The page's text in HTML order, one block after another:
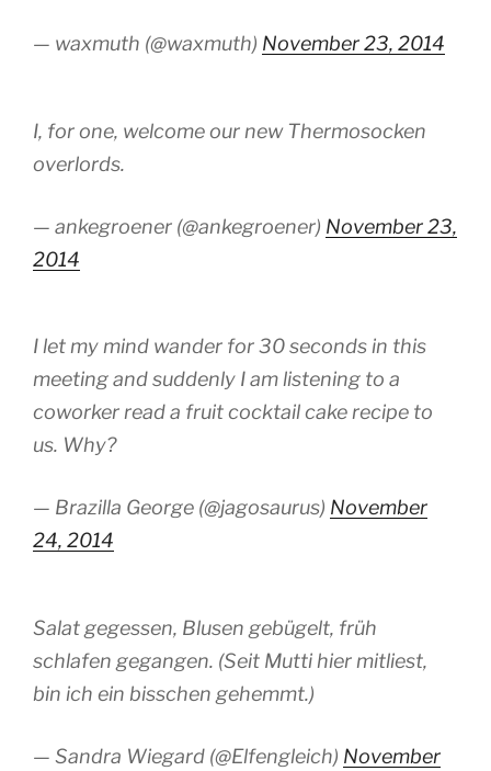
— waxmuth (@waxmuth) November 23, 2014
I, for one, welcome our new Thermosocken
overlords.
— ankegroener (@ankegroener) November 23,
2014
I let my mind wander for 30 seconds in this
meeting and suddenly I am listening to a
coworker read a fruit cocktail cake recipe to
us. Why?
— Brazilla George (@jagosaurus) November
24, 2014
Salat gegessen, Blusen gebügelt, früh
schlafen gegangen. (Seit Mutti hier mitliest,
bin ich ein bisschen gehemmt.)
— Sandra Wiegard (@Elfengleich) November